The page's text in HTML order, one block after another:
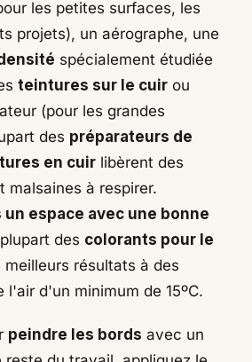
les petites surfaces, les
projets), un aérographe, une
spécialement étudiée
teintures sur le cuir ou
(pour les grandes
des préparateurs de
en cuir libèrent des
malsaines à respirer.
un espace avec une bonne
des colorants pour le
meilleurs résultats à des
l'air d'un minimum de 15ºC.
peindre les bords avec un